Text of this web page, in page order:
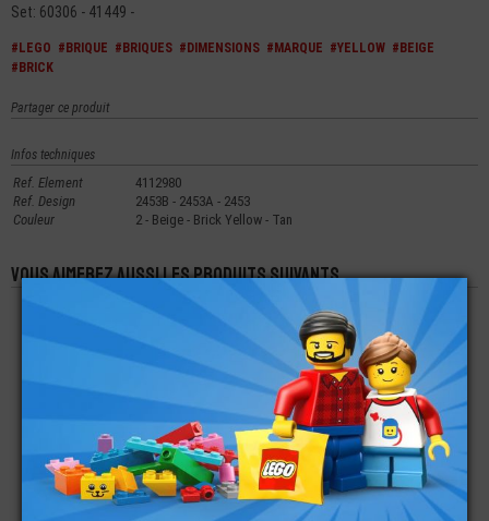
Set: 60306 - 41449 -
#LEGO #BRIQUE #BRIQUES #DIMENSIONS #MARQUE #YELLOW #BEIGE
#BRICK
Partager ce produit
Infos techniques
Ref. Element
4112980
Ref. Design
2453B - 2453A - 2453
Couleur
2 - Beige - Brick Yellow - Tan
Vous aimerez aussi les produits suivants
LEGO® BRIQUE 1X1 -
0,49€
LEGO® BRIQUE 1X2X5
AVEC RAIL
0,89€
LEGO® BRIQUE
ANGLE 1X2X2 - 90° -
EN FORME DE L
0,16
LEGO® BRIQUE 1X2
LEGO® TUILE
LEGO® ACCESSOIRE